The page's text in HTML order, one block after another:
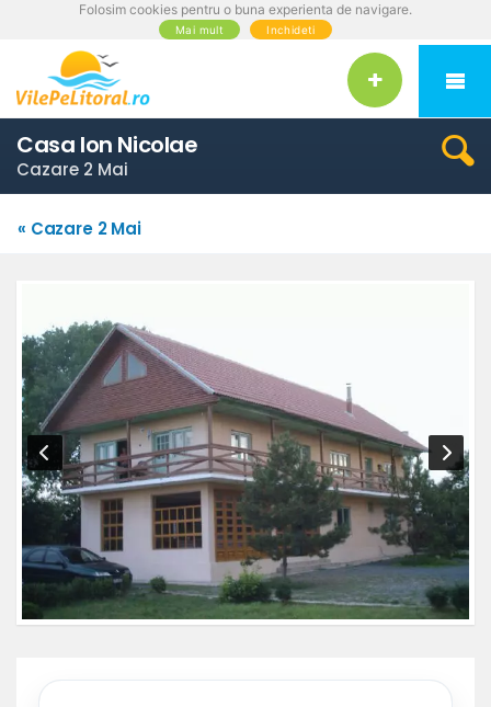
Folosim cookies pentru o buna experienta de navigare.
Mai mult Inchideti
Casa Ion Nicolae
Cazare 2 Mai
« Cazare 2 Mai